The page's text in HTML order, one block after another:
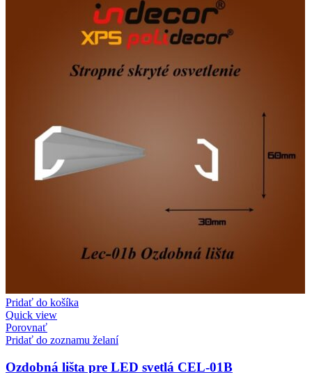
Pridať do košíka
Quick view
Porovnať
Pridať do zoznamu želaní
Ozdobná lišta pre LED svetlá CEL-01B